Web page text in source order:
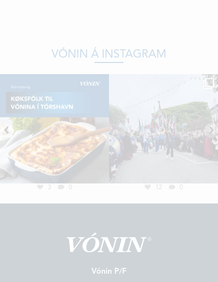
VÓNIN Á INSTAGRAM
3 0 12 0
Vónin P/F